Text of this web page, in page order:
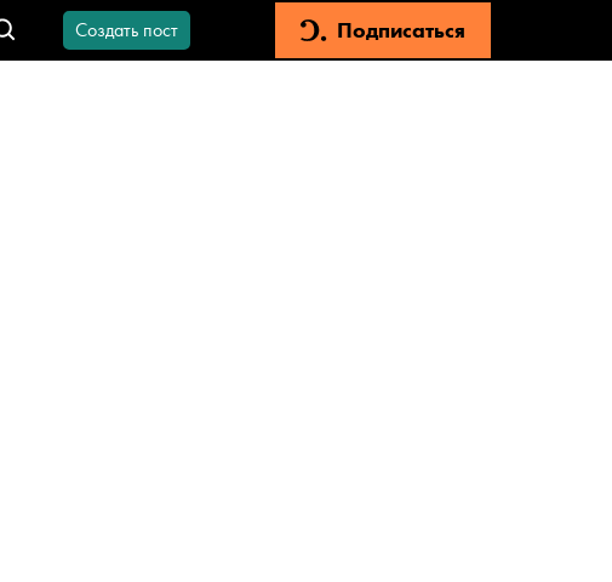
Создать пост Подписаться